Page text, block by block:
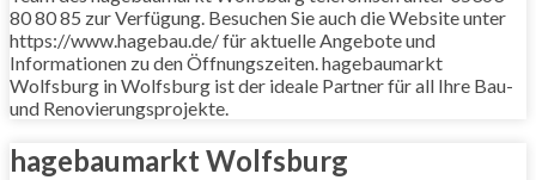
80 80 85 zur Verfügung. Besuchen Sie auch die Website unter
https://www.hagebau.de/ für aktuelle Angebote und
Informationen zu den Öffnungszeiten. hagebaumarkt
Wolfsburg in Wolfsburg ist der ideale Partner für all Ihre Bau-
und Renovierungsprojekte.
hagebaumarkt Wolfsburg